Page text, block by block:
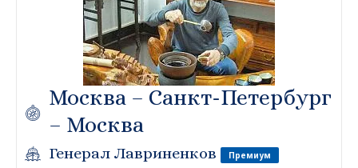
Москва – Санкт-Петербург
– Москва
Генерал Лавриненков Премиум